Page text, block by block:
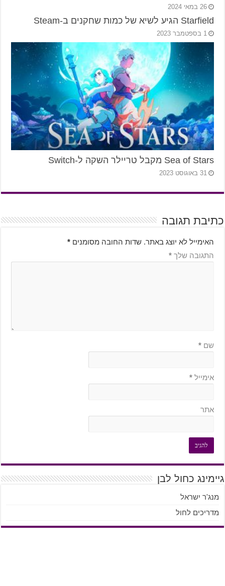
26 במאי 2024
Starfield הגיע לשיא של כמות שחקנים ב-Steam
1 בספטמבר 2023
Sea of Stars מקבל טריילר השקה ל-Switch
31 באוגוסט 2023
כתיבת תגובה
האימייל לא יוצג באתר. שדות החובה מסומנים *
התגובה שלך *
שם *
אימייל *
אתר
גיימינג כחול לבן
מנג'ר ישראל
מדריכים לחול